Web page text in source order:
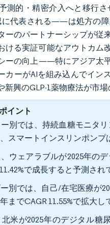
測的・精密介入へと移行
に代表される——は処方の
ーのパートナーシップが
ける実証可能なアウトカム
ーの向上——特にアジア太
カーがAIを組み込んでイ
新興のGLP-1薬物療法が市場
イント
別では、持続血糖モニタ
スマートインスリンポンプ
ウェアラブルが2025年の
で成長すると予測され
別では、自己/在宅医療が
までCAGR 11.55%で拡大し
米が2025年のデジタル糖